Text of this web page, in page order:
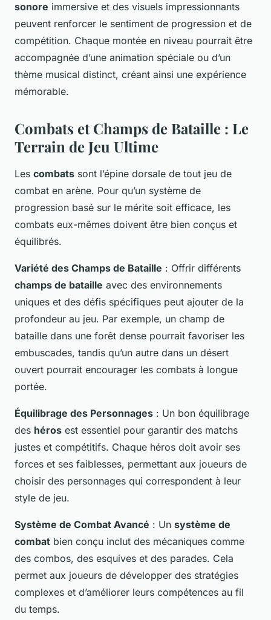
sonore immersive et des visuels impressionnants
peuvent renforcer le sentiment de progression et de
compétition. Chaque montée en niveau pourrait être
accompagnée d’une animation spéciale ou d’un
thème musical distinct, créant ainsi une expérience
mémorable.
Combats et Champs de Bataille : Le
Terrain de Jeu Ultime
Les combats sont l’épine dorsale de tout jeu de
combat en arène. Pour qu’un système de
progression basé sur le mérite soit efficace, les
combats eux-mêmes doivent être bien conçus et
équilibrés.
Variété des Champs de Bataille : Offrir différents
champs de bataille avec des environnements
uniques et des défis spécifiques peut ajouter de la
profondeur au jeu. Par exemple, un champ de
bataille dans une forêt dense pourrait favoriser les
embuscades, tandis qu’un autre dans un désert
ouvert pourrait encourager les combats à longue
portée.
Équilibrage des Personnages : Un bon équilibrage
des héros est essentiel pour garantir des matchs
justes et compétitifs. Chaque héros doit avoir ses
forces et ses faiblesses, permettant aux joueurs de
choisir des personnages qui correspondent à leur
style de jeu.
Système de Combat Avancé : Un système de
combat bien conçu inclut des mécaniques comme
des combos, des esquives et des parades. Cela
permet aux joueurs de développer des stratégies
complexes et d’améliorer leurs compétences au fil
du temps.